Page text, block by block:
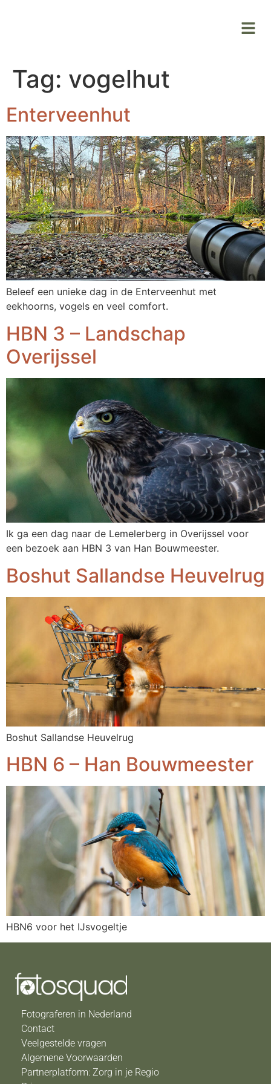
Tag: vogelhut
Enterveenhut
Beleef een unieke dag in de Enterveenhut met
eekhoorns, vogels en veel comfort.
HBN 3 – Landschap
Overijssel
Ik ga een dag naar de Lemelerberg in Overijssel voor
een bezoek aan HBN 3 van Han Bouwmeester.
Boshut Sallandse Heuvelrug
Boshut Sallandse Heuvelrug
HBN 6 – Han Bouwmeester
HBN6 voor het IJsvogeltje
Fotograferen in Nederland
Contact
Veelgestelde vragen
Algemene Voorwaarden
Partnerplatform: Zorg in je Regio